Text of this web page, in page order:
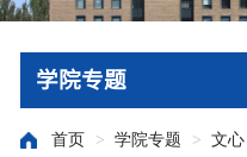
学院专题
首页 > 学院专题 > 文心